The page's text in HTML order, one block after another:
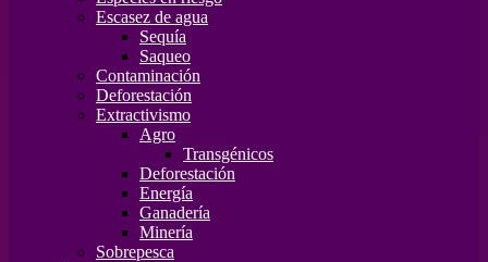
Escasez de agua
Sequía
Saqueo
Contaminación
Deforestación
Extractivismo
Agro
Transgénicos
Deforestación
Energía
Ganadería
Minería
Sobrepesca